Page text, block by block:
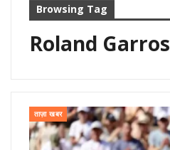
Browsing Tag
Roland Garros
ताज़ा खबर